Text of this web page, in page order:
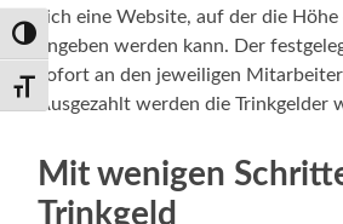
Umschalten auf hohe Kontraste
Schrift vergrößern
sich eine Website, auf der die
angeben werden kann. Der
sofort an den jeweiligen
Ausgezahlt werden die Trinkgelder
Mit wenigen
Trinkgeld